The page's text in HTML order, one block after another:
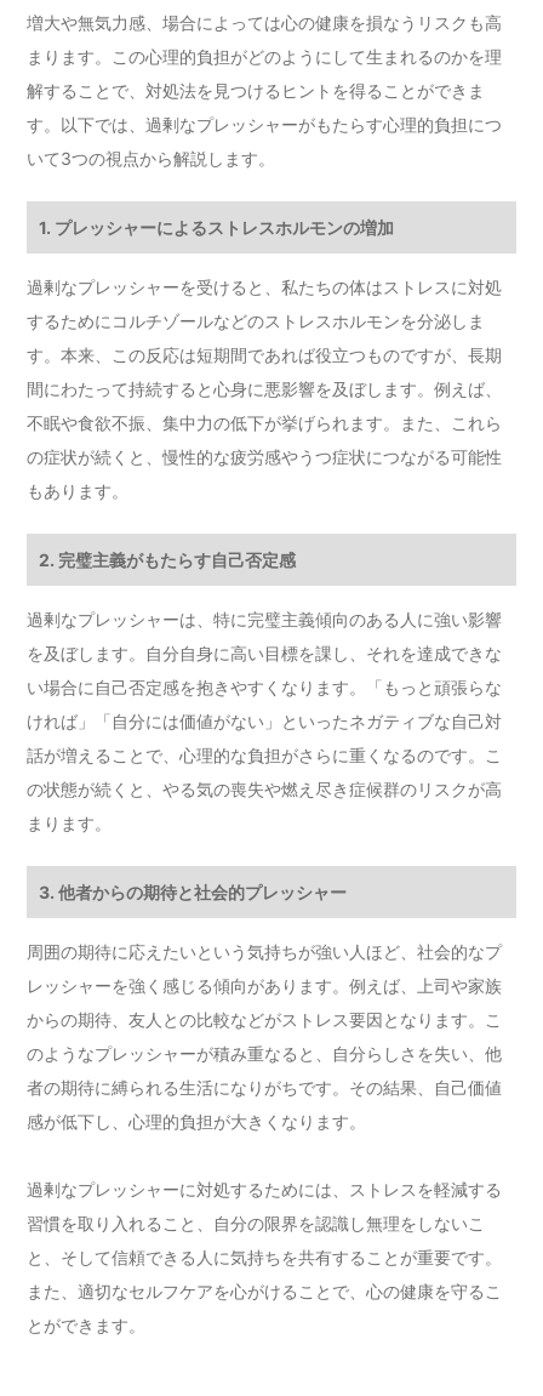
増大や無気力感、場合によっては心の健康を損なうリスクも高
まります。この心理的負担がどのようにして生まれるのかを理
解することで、対処法を見つけるヒントを得ることができま
す。以下では、過剰なプレッシャーがもたらす心理的負担につ
いて3つの視点から解説します。
1. プレッシャーによるストレスホルモンの増加
過剰なプレッシャーを受けると、私たちの体はストレスに対処
するためにコルチゾールなどのストレスホルモンを分泌しま
す。本来、この反応は短期間であれば役立つものですが、長期
間にわたって持続すると心身に悪影響を及ぼします。例えば、
不眠や食欲不振、集中力の低下が挙げられます。また、これら
の症状が続くと、慢性的な疲労感やうつ症状につながる可能性
もあります。
2. 完璧主義がもたらす自己否定感
過剰なプレッシャーは、特に完璧主義傾向のある人に強い影響
を及ぼします。自分自身に高い目標を課し、それを達成できな
い場合に自己否定感を抱きやすくなります。「もっと頑張らな
ければ」「自分には価値がない」といったネガティブな自己対
話が増えることで、心理的な負担がさらに重くなるのです。こ
の状態が続くと、やる気の喪失や燃え尽き症候群のリスクが高
まります。
3. 他者からの期待と社会的プレッシャー
周囲の期待に応えたいという気持ちが強い人ほど、社会的なプ
レッシャーを強く感じる傾向があります。例えば、上司や家族
からの期待、友人との比較などがストレス要因となります。こ
のようなプレッシャーが積み重なると、自分らしさを失い、他
者の期待に縛られる生活になりがちです。その結果、自己価値
感が低下し、心理的負担が大きくなります。
過剰なプレッシャーに対処するためには、ストレスを軽減する
習慣を取り入れること、自分の限界を認識し無理をしないこ
と、そして信頼できる人に気持ちを共有することが重要です。
また、適切なセルフケアを心がけることで、心の健康を守るこ
とができます。